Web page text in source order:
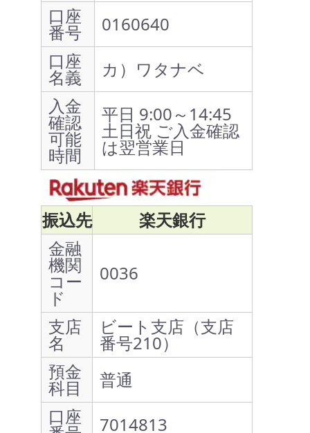
口座
番号
0160640
口座
名義
カ）ワタナベ
入金
確認
可能
時間
平日 9:00～14:45
土日祝 ご入金確認
は翌営業日
振込先
楽天銀行
金融
機関
コー
ド
0036
支店
名
ビート支店（支店
番号210）
預金
科目
普通
口座
7014813